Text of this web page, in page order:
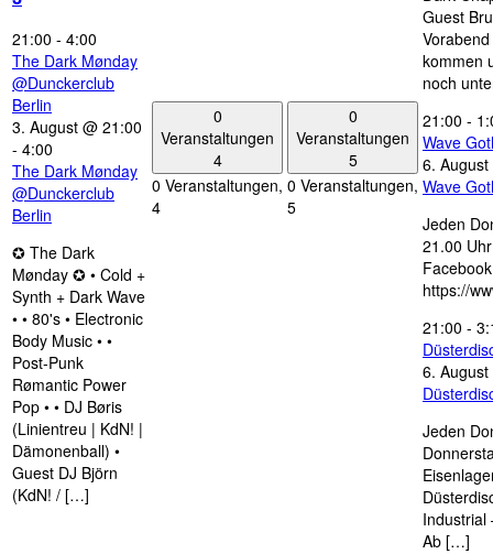
21:00 - 4:00
The Dark Mønday
@Dunckerclub
Berlin
3. August @ 21:00
- 4:00
The Dark Mønday
@Dunckerclub
Berlin
✪ The Dark
Mønday ✪ • Cold +
Synth + Dark Wave
• • 80's • Electronic
Body Music • •
Post-Punk
Rømantic Power
Pop • • DJ Børis
(Linientreu | KdN! |
Dämonenball) •
Guest DJ Björn
(KdN! / […]
0
Veranstaltungen
4
0 Veranstaltungen,
4
0
Veranstaltungen
5
0 Veranstaltungen,
5
Guest
kommen
noch
21:00 -
Wave
6.
Wave
Jeden
21.00
https://
21:00 -
6.
Jeden
Industrial
Ab […]